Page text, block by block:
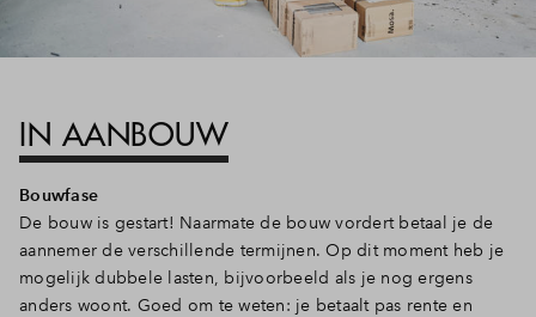
IN AANBOUW
Bouwfase
De bouw is gestart! Naarmate de bouw vordert betaal je de
aannemer de verschillende termijnen. Op dit moment heb je
mogelijk dubbele lasten, bijvoorbeeld als je nog ergens
anders woont. Goed om te weten: je betaalt pas rente en